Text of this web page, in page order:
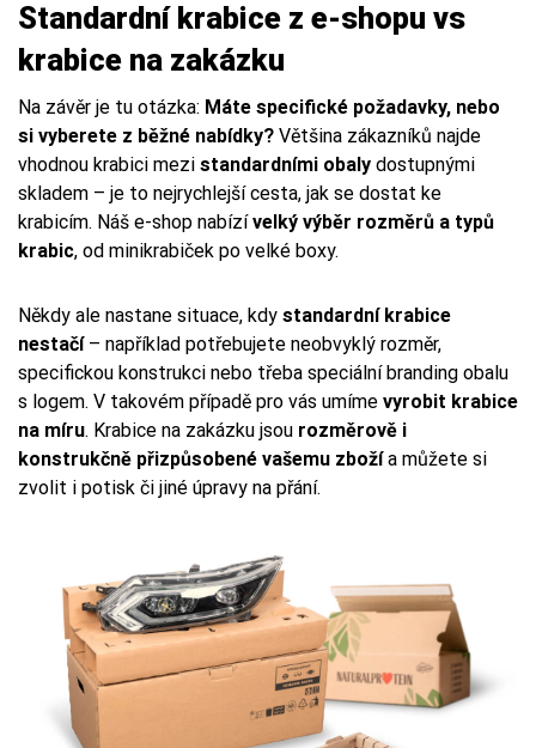
Standardní krabice z e-shopu vs
krabice na zakázku
Na závěr je tu otázka: Máte specifické požadavky, nebo
si vyberete z běžné nabídky? Většina zákazníků najde
vhodnou krabici mezi standardními obaly dostupnými
skladem – je to nejrychlejší cesta, jak se dostat ke
krabicím. Náš e-shop nabízívelký výběr rozměrů a typů
krabic, od minikrabiček po velké boxy.
Někdy ale nastane situace, kdy standardní krabice
nestačí– například potřebujete neobvyklý rozměr,
specifickou konstrukci nebo třeba speciální branding obalu
s logem. V takovém případě pro vás umíme vyrobit krabice
na míru. Krabice na zakázku jsou rozměrově i
konstrukčně přizpůsobené vašemu zbožía můžete si
zvolit i potisk či jiné úpravy na přání.